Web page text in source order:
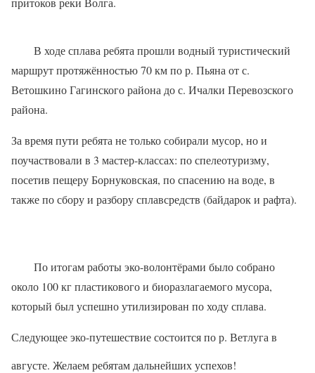
В ходе сплава ребята прошли водный туристический
маршрут протяжённостью 70 км по р. Пьяна от с.
Ветошкино Гагинского района до с. Ичалки Перевозского
района.
За время пути ребята не только собирали мусор, но и
поучаствовали в 3 мастер-классах: по спелеотуризму,
посетив пещеру Борнуковская, по спасению на воде, в
также по сбору и разбору сплавсредств (байдарок и рафта).
По итогам работы эко-волонтёрами было собрано
около 100 кг пластикового и биоразлагаемого мусора,
который был успешно утилизирован по ходу сплава.
Следующее эко-путешествие состоится по р. Ветлуга в
августе. Желаем ребятам дальнейших успехов!